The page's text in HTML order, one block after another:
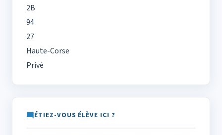
2B
94
27
Haute-Corse
Privé
ÉTIEZ-VOUS ÉLÈVE ICI ?